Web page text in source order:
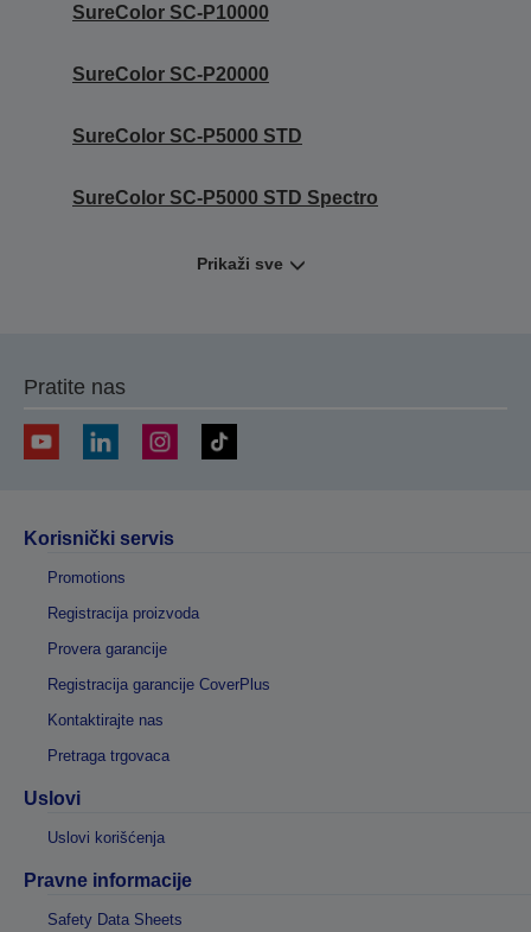
SureColor SC-P10000
SureColor SC-P20000
SureColor SC-P5000 STD
SureColor SC-P5000 STD Spectro
Prikaži sve
Pratite nas
Korisnički servis
Promotions
Registracija proizvoda
Provera garancije
Registracija garancije CoverPlus
Kontaktirajte nas
Pretraga trgovaca
Uslovi
Uslovi korišćenja
Pravne informacije
Safety Data Sheets